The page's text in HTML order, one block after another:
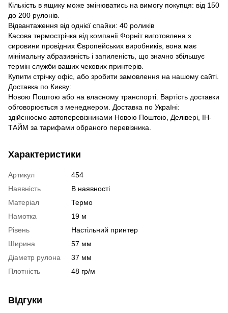
Кількість в ящику може змінюватись на вимогу покупця: від 150
до 200 рулонів.
Відвантаження від однієї спайки: 40 роликів
Касова термострічка від компанії Форніт виготовлена ​​з
сировини провідних Європейських виробників, вона має
мінімальну абразивність і запиленість, що значно збільшує
термін служби ваших чекових принтерів.
Купити стрічку офіс, або зробити замовлення на нашому сайті.
Доставка по Києву:
Новою Поштою або на власному транспорті. Вартість доставки
обговорюється з менеджером. Доставка по Україні:
здійснюємо автоперевізниками Новою Поштою, Делівері, ІН-
ТАЙМ за тарифами обраного перевізника.
Характеристики
Артикул
454
Наявність
В наявності
Матеріал
Термо
Намотка
19 м
Рівень
Настільний принтер
Ширина
57 мм
Діаметр рулона
37 мм
Плотність
48 гр/м
Відгуки